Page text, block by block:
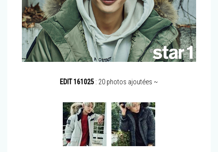
EDIT 161025 : 20 photos ajoutées ~